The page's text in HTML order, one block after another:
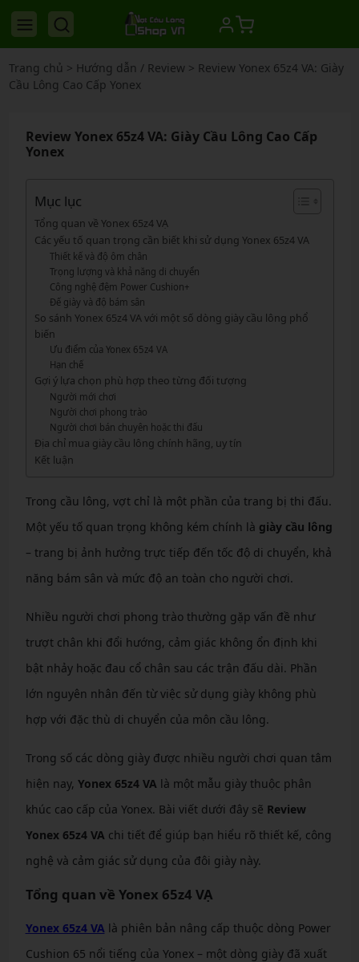
Trang chủ > Hướng dẫn / Review> Review Yonex 65z4 VA: Giày
Cầu Lông Cao Cấp Yonex
Review Yonex 65z4 VA: Giày Cầu Lông Cao Cấp
Yonex
Mục lục
Tổng quan về Yonex 65z4 VẠ
Các yếu tố quan trọng cần biết khi sử dụng Yonex 65z4 VA
Thiết kế và độ ôm chân
Trọng lượng và khả năng di chuyển
Công nghệ đệm Power Cushion+
Đế giày và độ bám sân
So sánh Yonex 65z4 VA với một số dòng giày cầu lông phổ
biến
Ưu điểm của Yonex 65z4 VA
Hạn chế
Gợi ý lựa chọn phù hợp theo từng đối tượng
Người mới chơi
Người chơi phong trào
Người chơi bán chuyên hoặc thi đấu
Địa chỉ mua giày cầu lông chính hãng, uy tín
Kết luận
Trong cầu lông, vợt chỉ là một phần của trang bị thi đấu.
Một yếu tố quan trọng không kém chính là giày cầu lông
– trang bị ảnh hưởng trực tiếp đến tốc độ di chuyển, khả
năng bám sân và mức độ an toàn cho người chơi.
Nhiều người chơi phong trào thường gặp vấn đề như
trượt chân khi đổi hướng, cảm giác không ổn định khi
bật nhảy hoặc đau cổ chân sau các trận đấu dài. Phần
lớn nguyên nhân đến từ việc sử dụng giày không phù
hợp với đặc thù di chuyển của môn cầu lông.
Trong số các dòng giày được nhiều người chơi quan tâm
hiện nay, Yonex 65z4 VA là một mẫu giày thuộc phân
khúc cao cấp của Yonex. Bài viết dưới đây sẽ Review
Yonex 65z4 VA chi tiết để giúp bạn hiểu rõ thiết kế, công
nghệ và cảm giác sử dụng của đôi giày này.
Tổng quan về Yonex 65z4 VẠ
Yonex 65z4 VAlà phiên bản nâng cấp thuộc dòng Power
Cushion 65 nổi tiếng của Yonex – một dòng giày đã xuất